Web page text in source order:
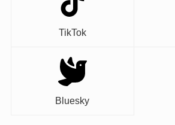
TikTok
Bluesky